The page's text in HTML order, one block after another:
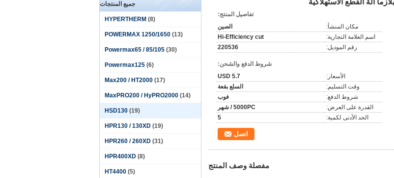
جميع المنتجات
HYPERTHERM (8)
POWERMAX 1250/1650 (13)
Powermax65 / 85/105 (30)
Powermax125 (6)
Max200 / HT2000 (17)
MaxPRO200 / HyPRO2000 (14)
HSD130 (19)
HPR130 / 130XD (19)
HPR260 / 260XD (31)
HPR400XD (8)
HT4400 (5)
تفاصيل المنتج:
مكان المنشأ:
الصين
اسم العلامة التجارية:
Hi-Efficiency cut
رقم الموديل:
220536
شروط الدفع والشحن:
الأسعار:
5.7 USD
وقت التسليم:
السلع بقعة
شروط الدفع:
فوب
القدرة على العرض:
5000PC / شهر
الحد الأدنى لكمية:
5
اتصل
مفصلة وصف المنتج